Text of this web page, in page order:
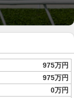
975万円
975万円
0万円